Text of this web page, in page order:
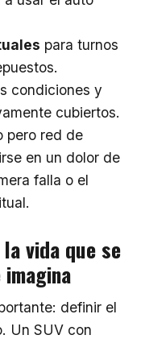
para turnos
condiciones y
cubiertos.
pero red de
en un dolor de
falla o el
vida que se
definir el
Un SUV con